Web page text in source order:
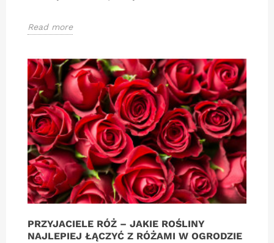
Read more
PRZYJACIELE RÓŻ – JAKIE ROŚLINY
NAJLEPIEJ ŁĄCZYĆ Z RÓŻAMI W OGRODZIE